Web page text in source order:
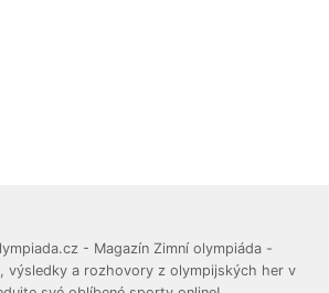
- Magazín Zimní olympiáda -
výsledky a rozhovory z olympijských her v